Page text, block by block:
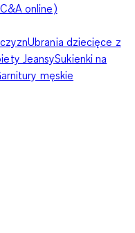
online)
Ubrania dziecięce z
JeansySukienki na
męskie